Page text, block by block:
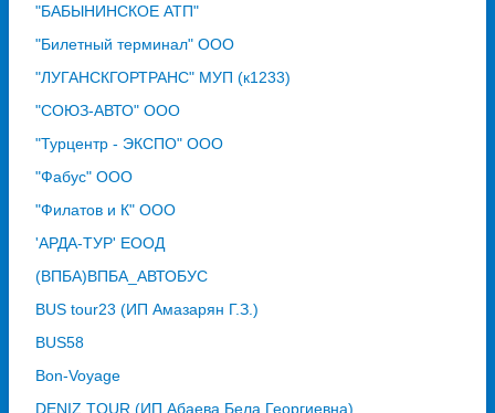
"БАБЫНИНСКОЕ АТП"
"Билетный терминал" ООО
"ЛУГАНСКГОРТРАНС" МУП (к1233)
"СОЮЗ-АВТО" ООО
"Турцентр - ЭКСПО" ООО
"Фабус" ООО
"Филатов и К" ООО
'АРДА-ТУР' ЕООД
(ВПБА)ВПБА_АВТОБУС
BUS tour23 (ИП Амазарян Г.З.)
BUS58
Bon-Voyage
DENIZ TOUR (ИП Абаева Бела Георгиевна)